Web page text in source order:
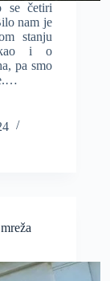
se četiri
nam je
stanju
kao i o
pa smo